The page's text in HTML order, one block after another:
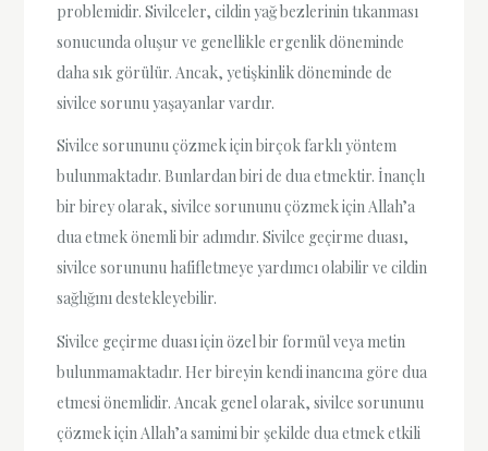
problemidir. Sivilceler, cildin yağ bezlerinin tıkanması
sonucunda oluşur ve genellikle ergenlik döneminde
daha sık görülür. Ancak, yetişkinlik döneminde de
sivilce sorunu yaşayanlar vardır.
Sivilce sorununu çözmek için birçok farklı yöntem
bulunmaktadır. Bunlardan biri de dua etmektir. İnançlı
bir birey olarak, sivilce sorununu çözmek için Allah’a
dua etmek önemli bir adımdır. Sivilce geçirme duası,
sivilce sorununu hafifletmeye yardımcı olabilir ve cildin
sağlığını destekleyebilir.
Sivilce geçirme duası için özel bir formül veya metin
bulunmamaktadır. Her bireyin kendi inancına göre dua
etmesi önemlidir. Ancak genel olarak, sivilce sorununu
çözmek için Allah’a samimi bir şekilde dua etmek etkili